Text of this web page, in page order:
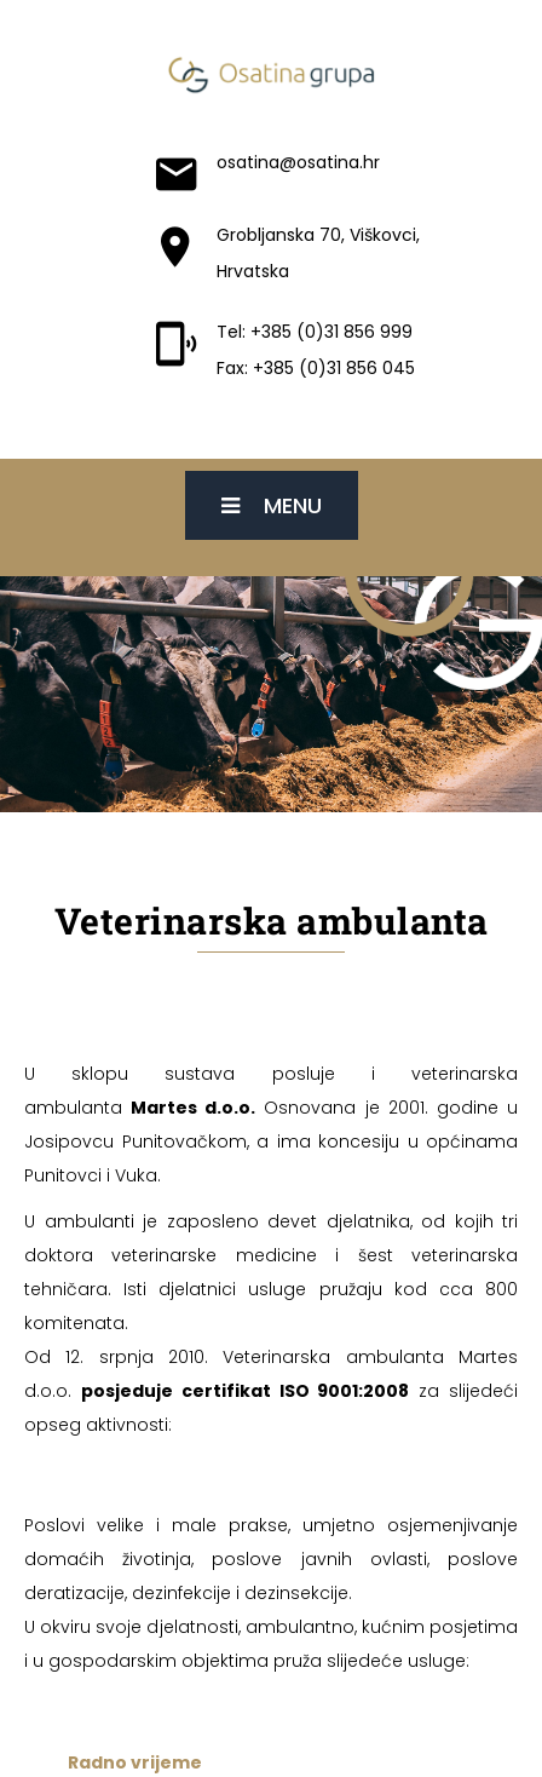
osatina@osatina.hr
Grobljanska 70, Viškovci,
Hrvatska
Tel: +385 (0)31 856 999
Fax: +385 (0)31 856 045
MENU
Veterinarska ambulanta
U sklopu sustava posluje i veterinarska
ambulanta Martes d.o.o. Osnovana je 2001. godine u
Josipovcu Punitovačkom, a ima koncesiju u općinama
Punitovci i Vuka.
U ambulanti je zaposleno devet djelatnika, od kojih tri
doktora veterinarske medicine i šest veterinarska
tehničara. Isti djelatnici usluge pružaju kod cca 800
komitenata.
Od 12. srpnja 2010. Veterinarska ambulanta Martes
d.o.o. posjeduje certifikat ISO 9001:2008 za slijedeći
opseg aktivnosti:
Poslovi velike i male prakse, umjetno osjemenjivanje
domaćih životinja, poslove javnih ovlasti, poslove
deratizacije, dezinfekcije i dezinsekcije.
U okviru svoje djelatnosti, ambulantno, kućnim posjetima
i u gospodarskim objektima pruža slijedeće usluge:
Radno vrijeme